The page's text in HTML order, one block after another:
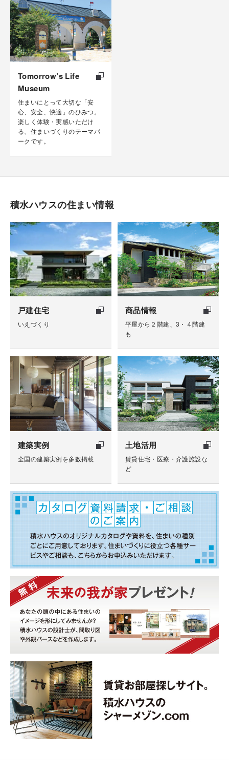
Tomorrow’s Life
Museum
住まいにとって大切な「安
心、安全、快適」のひみつ。
楽しく体験・実感いただけ
る、住まいづくりのテーマパ
ークです。
積水ハウスの住まい情報
戸建住宅
いえづくり
商品情報
平屋から２階建、3・４階建
も
建築実例
全国の建築実例を多数掲載
土地活用
賃貸住宅・医療・介護施設な
ど